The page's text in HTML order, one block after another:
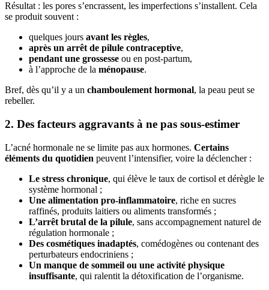
Résultat : les pores s’encrassent, les imperfections s’installent. Cela
se produit souvent :
quelques jours avant les règles,
après un arrêt de pilule contraceptive,
pendant une grossesse ou en post-partum,
à l’approche de la ménopause.
Bref, dès qu’il y a un chamboulement hormonal, la peau peut se
rebeller.
2. Des facteurs aggravants à ne pas sous-estimer
L’acné hormonale ne se limite pas aux hormones. Certains
éléments du quotidien peuvent l’intensifier, voire la déclencher :
Le stress chronique, qui élève le taux de cortisol et dérègle le
système hormonal ;
Une alimentation pro-inflammatoire, riche en sucres
raffinés, produits laitiers ou aliments transformés ;
L’arrêt brutal de la pilule, sans accompagnement naturel de
régulation hormonale ;
Des cosmétiques inadaptés, comédogènes ou contenant des
perturbateurs endocriniens ;
Un manque de sommeil ou une activité physique
insuffisante, qui ralentit la détoxification de l’organisme.